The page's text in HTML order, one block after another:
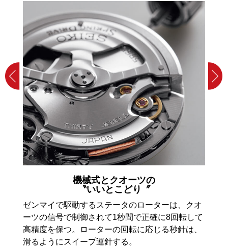
機械式とクオーツの
〝いいとこどり〞
ゼンマイで駆動するステータのローターは、クオ
ーツの信号で制御されて1秒間で正確に8回転して
高精度を保つ。ローターの回転に応じる秒針は、
滑るようにスイープ運針する。